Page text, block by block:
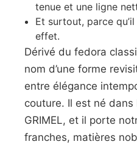
tenue et une ligne
Et surtout, parce
effet.
Dérivé du fedora
nom d’une forme
entre élégance
couture. Il est né dans
GRIMEL, et il porte
franches, matières